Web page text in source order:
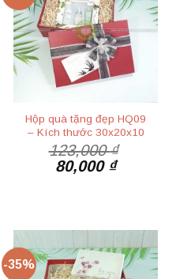
Hộp quà tặng đẹp HQ09
– Kích thước 30x20x10
123,000₫
Giá
80,000 ₫Giá
80,000
-35%